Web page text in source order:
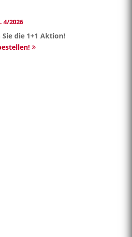
4/2026
Sie die 1+1 Aktion!